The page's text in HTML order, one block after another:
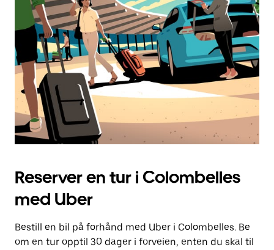
knappen
å
lukke
kalenderen.
Reserver en tur i Colombelles
med Uber
Bestill en bil på forhånd med Uber i Colombelles. Be
om en tur opptil 30 dager i forveien, enten du skal til